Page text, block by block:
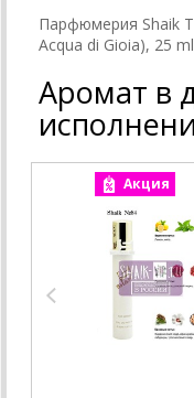
Парфюмерия Shaik
Acqua di Gioia), 25 ml
Аромат в
Акция